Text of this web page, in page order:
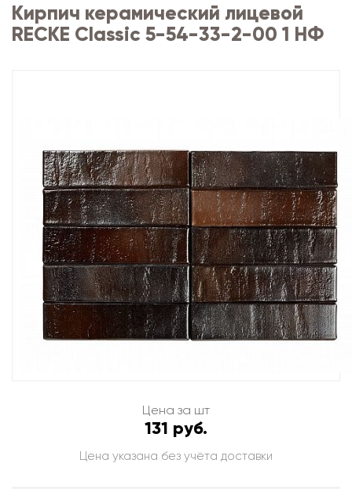
Кирпич керамический лицевой
RECKE Сlassic 5-54-33-2-00 1 НФ
Цена за шт
131 руб.
Цена указана без учёта доставки